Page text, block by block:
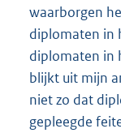
waarborgen
diplomaten in
diplomaten in
blijkt uit mijn
niet zo dat
gepleegde